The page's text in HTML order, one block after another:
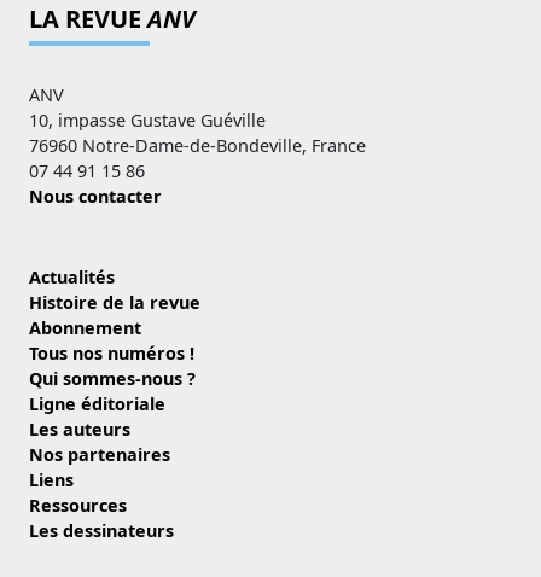
LA REVUEANV
ANV
10, impasse Gustave Guéville
76960 Notre-Dame-de-Bondeville, France
07 44 91 15 86
Nous contacter
Actualités
Histoire de la revue
Abonnement
Tous nos numéros !
Qui sommes-nous ?
Ligne éditoriale
Les auteurs
Nos partenaires
Liens
Ressources
Les dessinateurs